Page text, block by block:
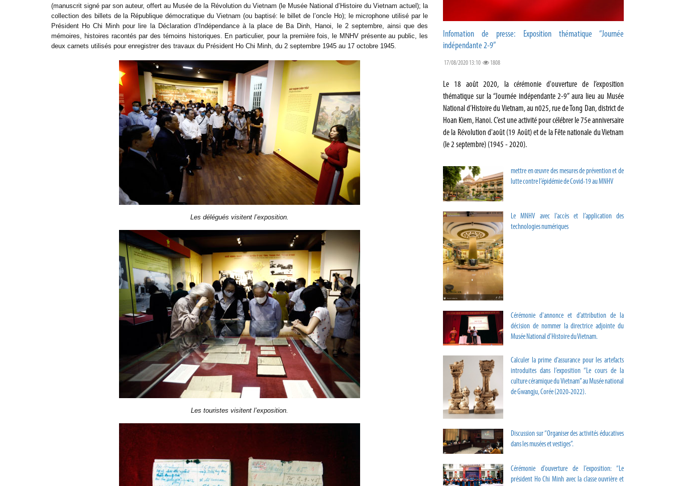
(manuscrit signé par son auteur, offert au Musée de la Révolution du Vietnam (le Musée National d’Histoire du Vietnam actuel); la
collection des billets de la République démocratique du Vietnam (ou baptisé: le billet de l’oncle Ho); le microphone utilisé par le
Président Ho Chi Minh pour lire la Déclaration d’Indépendance à la place de Ba Dinh, Hanoi, le 2 septembre, ainsi que des
mémoires, histoires racontés par des témoins historiques. En particulier, pour la première fois, le MNHV présente au public, les
deux carnets utilisés pour enregistrer des travaux du Président Ho Chi Minh, du 2 septembre 1945 au 17 octobre 1945.
Les délégués visitent l’exposition.
Les touristes visitent l’exposition.
Infomation de presse: Exposition thématique “Journée
indépendante 2-9”
17/08/2020 13:10 1808
Le 18 août 2020, la cérémonie d'ouverture de l’exposition
thématique sur la “Journée indépendante 2-9” aura lieu au Musée
National d’Histoire du Vietnam, au n025, rue de Tong Dan, district de
Hoan Kiem, Hanoi. C’est une activité pour célébrer le 75e anniversaire
de la Révolution d'août (19 Août) et de la Fête nationale du Vietnam
(le 2 septembre) (1945 - 2020).
mettre en œuvre des mesures de prévention et de
lutte contre l’épidémie de Covid-19 au MNHV
Le MNHV avec l’accès et l’application des
technologies numériques
Cérémonie d'annonce et d’attribution de la
décision de nommer la directrice adjointe du
Musée National d’Histoire du Vietnam.
Calculer la prime d’assurance pour les artefacts
introduites dans l’exposition “Le cours de la
culture céramique du Vietnam” au Musée national
de Gwangju, Corée (2020-2022).
Discussion sur “Organiser des activités éducatives
dans les musées et vestiges”.
Cérémonie d’ouverture de l’exposition: “Le
président Ho Chi Minh avec la classe ouvrière et